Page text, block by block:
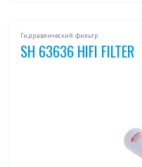
Гидравлический фильтр
SH 63636 HIFI FILTER